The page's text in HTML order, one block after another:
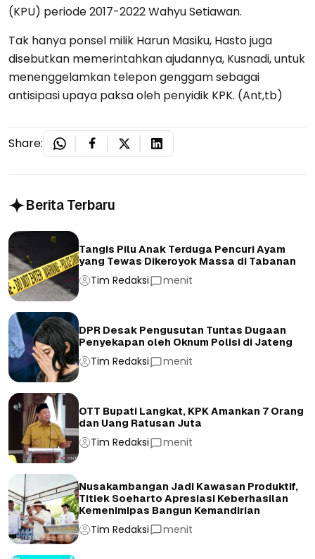
(KPU) periode 2017-2022 Wahyu Setiawan.
Tak hanya ponsel milik Harun Masiku, Hasto juga
disebutkan memerintahkan ajudannya, Kusnadi, untuk
menenggelamkan telepon genggam sebagai
antisipasi upaya paksa oleh penyidik KPK. (Ant,tb)
Share:
Berita Terbaru
Tangis Pilu Anak Terduga Pencuri Ayam
yang Tewas Dikeroyok Massa di Tabanan
Tim Redaksi menit
DPR Desak Pengusutan Tuntas Dugaan
Penyekapan oleh Oknum Polisi di Jateng
Tim Redaksi menit
OTT Bupati Langkat, KPK Amankan 7 Orang
dan Uang Ratusan Juta
Tim Redaksi menit
Nusakambangan Jadi Kawasan Produktif,
Titiek Soeharto Apresiasi Keberhasilan
Kemenimipas Bangun Kemandirian
Tim Redaksi menit